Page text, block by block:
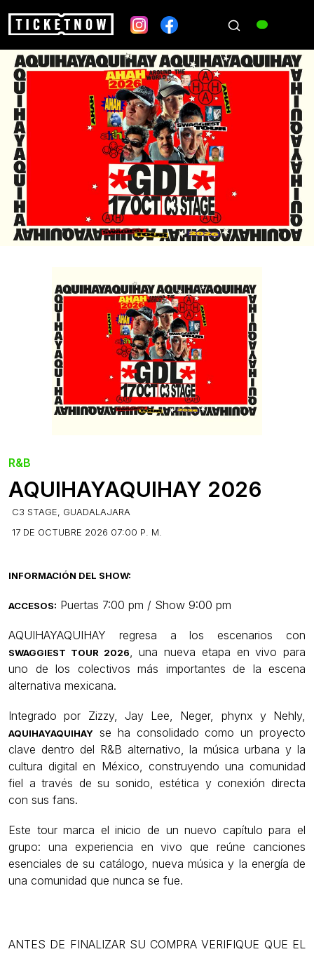
R&B
AQUIHAYAQUIHAY 2026
C3 STAGE, GUADALAJARA
17 DE OCTUBRE 2026 07:00 P. M.
INFORMACIÓN DEL SHOW:
ACCESOS: Puertas 7:00 pm / Show 9:00 pm
AQUIHAYAQUIHAY regresa a los escenarios con
SWAGGIEST TOUR 2026, una nueva etapa en vivo para
uno de los colectivos más importantes de la escena
alternativa mexicana.
Integrado por Zizzy, Jay Lee, Neger, phynx y Nehly,
AQUIHAYAQUIHAY se ha consolidado como un proyecto
clave dentro del R&B alternativo, la música urbana y la
cultura digital en México, construyendo una comunidad
fiel a través de su sonido, estética y conexión directa
con sus fans.
Este tour marca el inicio de un nuevo capítulo para el
grupo: una experiencia en vivo que reúne canciones
esenciales de su catálogo, nueva música y la energía de
una comunidad que nunca se fue.
ANTES DE FINALIZAR SU COMPRA VERIFIQUE QUE EL